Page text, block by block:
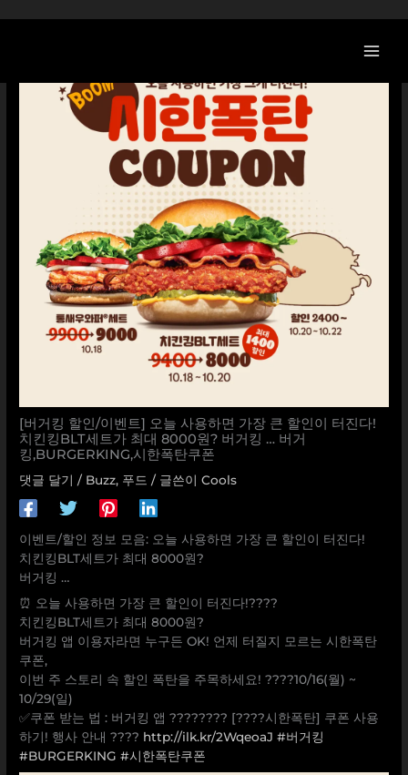
로
[버거킹 할인/이벤트] 오늘 사용하면 가장 큰 할인이 터진다!
치킨킹BLT세트가 최대 8000원? 버거킹 … 버거
킹,BURGERKING,시한폭탄쿠폰
댓글 달기 / Buzz, 푸드 / 글쓴이Cools
이벤트/할인 정보 모음: 오늘 사용하면 가장 큰 할인이 터진다!
치킨킹BLT세트가 최대 8000원?
버거킹 …
⏰ 오늘 사용하면 가장 큰 할인이 터진다!????
치킨킹BLT세트가 최대 8000원?
버거킹 앱 이용자라면 누구든 OK! 언제 터질지 모르는 시한폭탄
쿠폰,
이번 주 스토리 속 할인 폭탄을 주목하세요! ????10/16(월) ~
10/29(일)
✅쿠폰 받는 법 : 버거킹 앱 ???????? [????시한폭탄] 쿠폰 사용
하기! 행사 안내 ???? http://ilk.kr/2WqeoaJ #버거킹
#BURGERKING #시한폭탄쿠폰